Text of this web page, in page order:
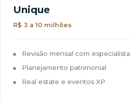
Unique
R$ 3 a 10 milhões
Revisão mensal com especialista
Planejamento patrimonial
Real estate e eventos XP